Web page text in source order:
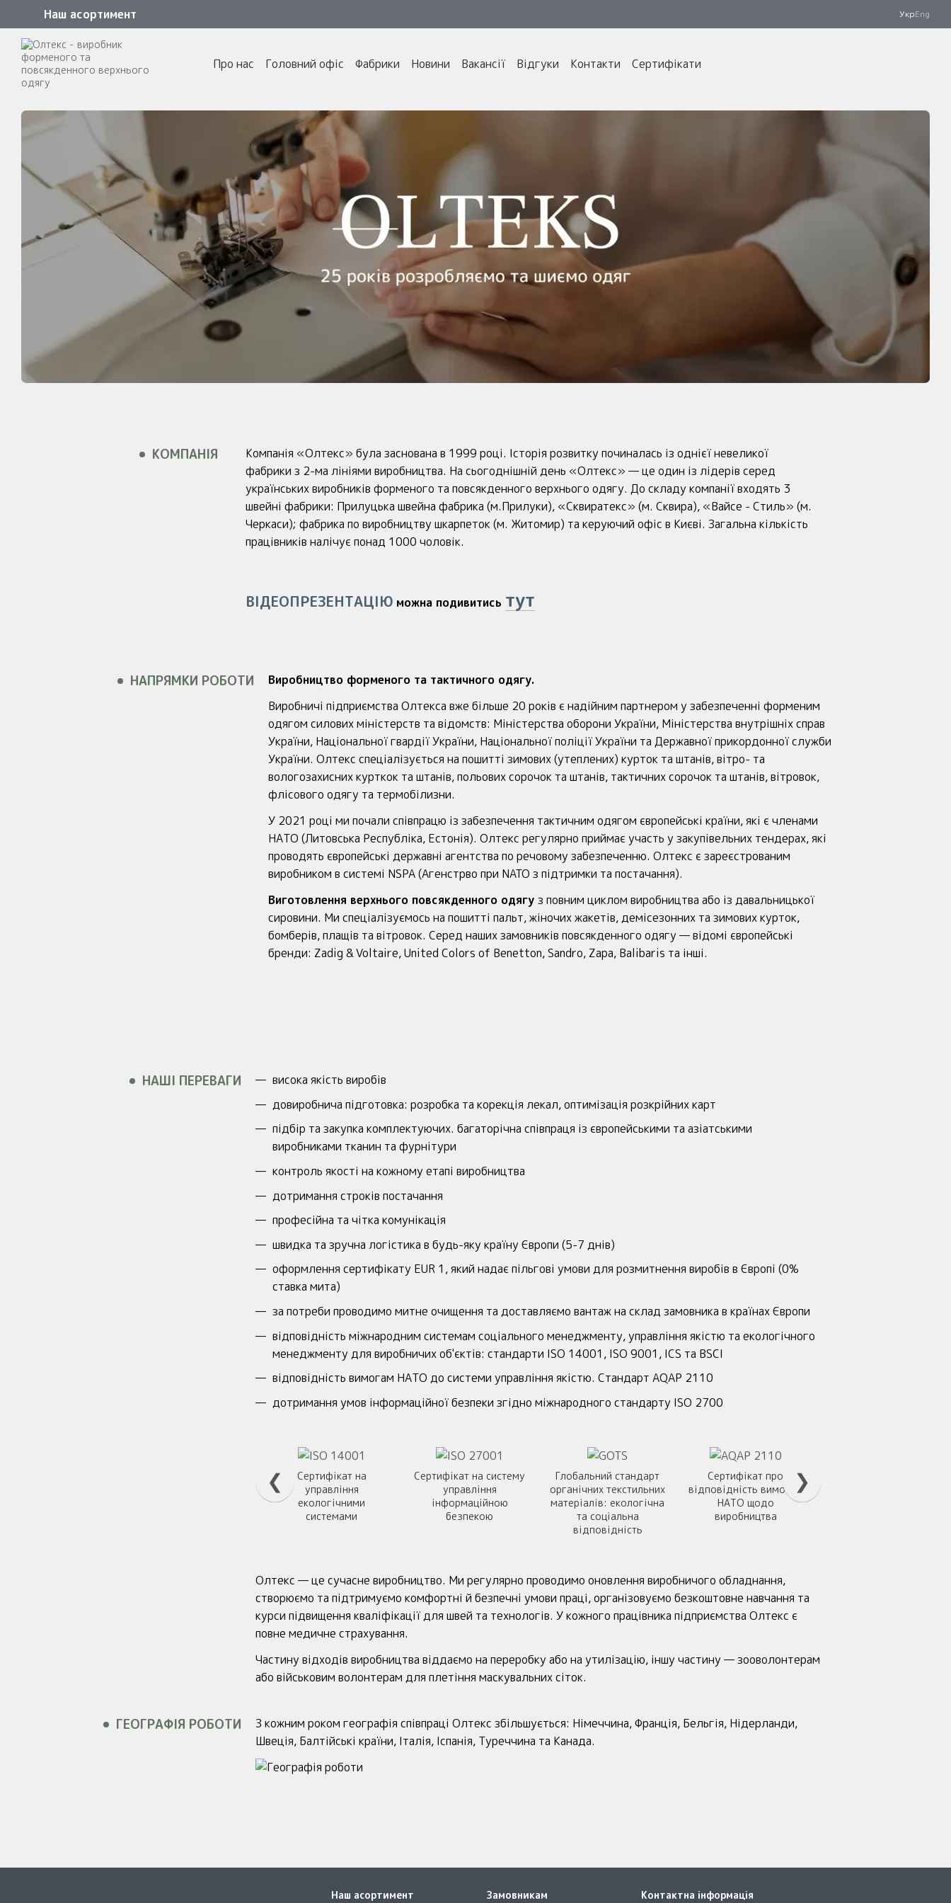
Перейти до основного контенту
Наш асортимент УкрEng
Про нас Головний офіс Фабрики Новини Вакансії Відгуки Контакти Сертифікати
КОМПАНІЯ
Компанія «Олтекс» була заснована в 1999 році. Історія розвитку починалась із однієї невеликої
фабрики з 2-ма лініями виробництва. На сьогоднішній день «Олтекс» — це один із лідерів серед
українських виробників форменого та повсякденного верхнього одягу. До складу компанії входять 3
швейні фабрики: Прилуцька швейна фабрика (м.Прилуки), «Сквиратекс» (м. Сквира), «Вайсе - Стиль» (м.
Черкаси); фабрика по виробництву шкарпеток (м. Житомир) та керуючий офіс в Києві. Загальна кількість
працівників налічує понад 1000 чоловік.
ВІДЕОПРЕЗЕНТАЦІЮ можна подивитись тут
НАПРЯМКИ РОБОТИ
Виробництво форменого та тактичного одягу.
Виробничі підприємства Олтекса вже більше 20 років є надійним партнером у забезпеченні форменим
одягом силових міністерств та відомств: Міністерства оборони України, Міністерства внутрішніх справ
України, Національної гвардії України, Національної поліції України та Державної прикордонної служби
України. Олтекс спеціалізується на пошитті зимових (утеплених) курток та штанів, вітро- та
вологозахисних курткок та штанів, польових сорочок та штанів, тактичних сорочок та штанів, вітровок,
флісового одягу та термобілизни.
У 2021 році ми почали співпрацю із забезпечення тактичним одягом європейські країни, які є членами
НАТО (Литовська Республіка, Естонія). Олтекс регулярно приймає участь у закупівельних тендерах, які
проводять європейські державні агентства по речовому забезпеченню. Олтекс є зареєстрованим
виробником в системі NSPA (Агенстрво при NATO з підтримки та постачання).
Виготовлення верхнього повсякденного одягу з повним циклом виробництва або із давальницької
сировини. Ми спеціалізуємось на пошитті пальт, жіночих жакетів, демісезонних та зимових курток,
бомберів, плащів та вітровок. Серед наших замовників повсякденного одягу — відомі європейські
бренди: Zadig & Voltaire, United Colors of Benetton, Sandro, Zapa, Balibaris та інші.
НАШІ ПЕРЕВАГИ
висока якість виробів
довиробнича підготовка: розробка та корекція лекал, оптимізація розкрійних карт
підбір та закупка комплектуючих. багаторічна співпраця із європейськими та азіатськими
виробниками тканин та фурнітури
контроль якості на кожному етапі виробництва
дотримання строків постачання
професійна та чітка комунікація
швидка та зручна логістика в будь-яку країну Європи (5-7 днів)
оформлення сертифікату EUR 1, який надає пільгові умови для розмитнення виробів в Європі (0%
ставка мита)
за потреби проводимо митне очищення та доставляємо вантаж на склад замовника в країнах Європи
відповідність міжнародним системам соціального менеджменту, управління якістю та екологічного
менеджменту для виробничих об'єктів: стандарти ISO 14001, ISO 9001, ICS та BSCI
відповідність вимогам НАТО до системи управління якістю. Стандарт AQAP 2110
дотримання умов інформаційної безпеки згідно міжнародного стандарту ISO 2700
❮ ❯
Сертифікат на
управління
екологічними
системами
Сертифікат на систему
управління
інформаційною
безпекою
Глобальний стандарт
органічних текстильних
матеріалів: екологічна
та соціальна
відповідність
Сертифікат про
відповідність вимогам
НАТО щодо
виробництва
Олтекс — це сучасне виробництво. Ми регулярно проводимо оновлення виробничого обладнання,
створюємо та підтримуємо комфортні й безпечні умови праці, організовуємо безкоштовне навчання та
курси підвищення кваліфікації для швей та технологів. У кожного працівника підприємства Олтекс є
повне медичне страхування.
Частину відходів виробництва віддаємо на переробку або на утилізацію, іншу частину — зооволонтерам
або військовим волонтерам для плетіння маскувальних сіток.
ГЕОГРАФІЯ РОБОТИ
З кожним роком географія співпраці Олтекс збільшується: Німеччина, Франція, Бельгія, Нідерланди,
Швеція, Балтійські країни, Італія, Іспанія, Туреччина та Канада.
Наш асортимент Замовникам Контактна інформація